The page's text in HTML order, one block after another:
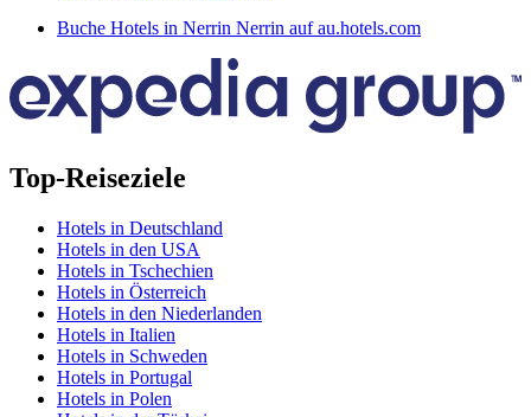
Buche Hotels in Nerrin Nerrin auf au.hotels.com
Top-Reiseziele
Hotels in Deutschland
Hotels in den USA
Hotels in Tschechien
Hotels in Österreich
Hotels in den Niederlanden
Hotels in Italien
Hotels in Schweden
Hotels in Portugal
Hotels in Polen